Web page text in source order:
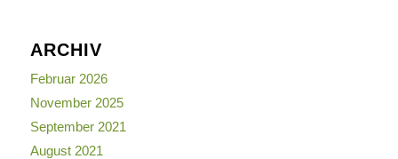
ARCHIV
Februar 2026
November 2025
September 2021
August 2021